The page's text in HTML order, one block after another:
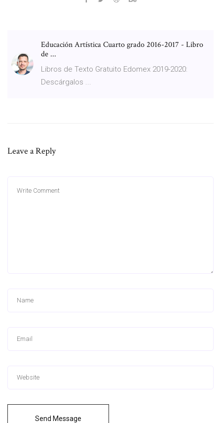
Educación Artística Cuarto grado 2016-2017 - Libro
de ...
Libros de Texto Gratuito Edomex 2019-2020:
Descárgalos ...
Leave a Reply
Send Message